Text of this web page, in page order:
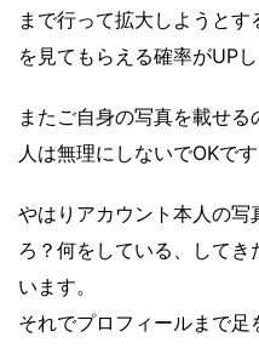
まで行って拡大しようと
を見てもらえる確率がUPし
またご自身の写真を載せ
人は無理にしないでOKです
やはりアカウント本人の
ろ？何をしている、してき
います。
それでプロフィールまで足